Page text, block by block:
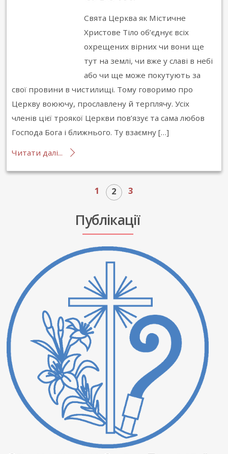
Свята Церква як Містичне
Христове Тіло об’єднує всіх
охрещених вірних чи вони ще
тут на землі, чи вже у славі в небі
або чи ще може покутують за
свої провини в чистилищі. Тому говоримо про
Церкву воюючу, прославлену й терплячу. Усіх
членів цієї троякої Церкви пов’язує та сама любов
Господа Бога і ближнього. Ту взаємну […]
Читати далі...
1 2 3
Публікації